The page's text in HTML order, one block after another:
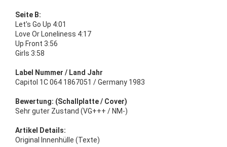
Seite B:
Let's Go Up 4:01
Love Or Loneliness 4:17
Up Front 3:56
Girls 3:58
Label Nummer / Land Jahr
Capitol 1C 064 1867051 / Germany 1983
Bewertung: (Schallplatte / Cover)
Sehr guter Zustand (VG+++ / NM-)
Artikel Details:
Original Innenhülle (Texte)